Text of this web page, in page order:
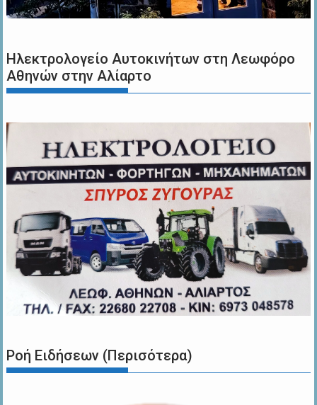
Ηλεκτρολογείο Αυτοκινήτων στη Λεωφόρο
Αθηνών στην Αλίαρτο
Ροή Ειδήσεων (Περισότερα)